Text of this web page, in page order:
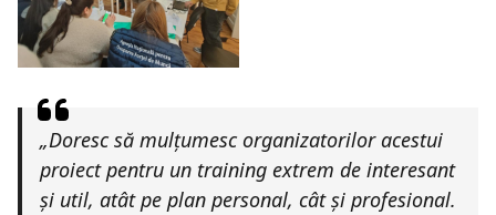
„Doresc să mulțumesc organizatorilor acestui
proiect pentru un training extrem de interesant
și util, atât pe plan personal, cât și profesional.